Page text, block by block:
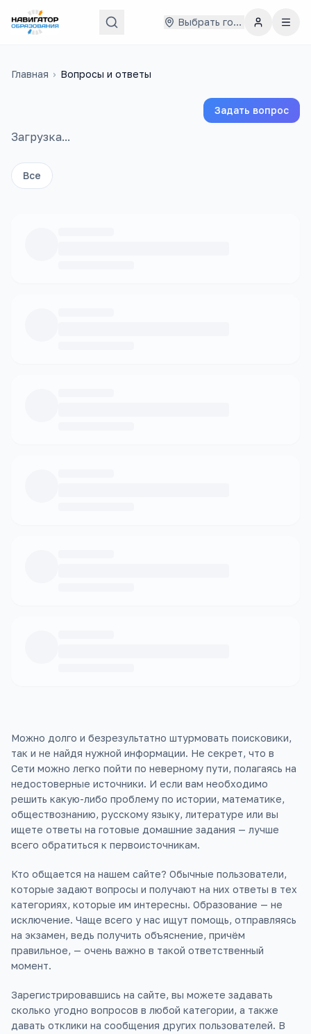
Выбрать город
Главная › Вопросы и ответы
Задать вопрос
Загрузка...
Все
Можно долго и безрезультатно штурмовать поисковики,
так и не найдя нужной информации. Не секрет, что в
Сети можно легко пойти по неверному пути, полагаясь на
недостоверные источники. И если вам необходимо
решить какую-либо проблему по истории, математике,
обществознанию, русскому языку, литературе или вы
ищете ответы на готовые домашние задания — лучше
всего обратиться к первоисточникам.
Кто общается на нашем сайте? Обычные пользователи,
которые задают вопросы и получают на них ответы в тех
категориях, которые им интересны. Образование — не
исключение. Чаще всего у нас ищут помощь, отправляясь
на экзамен, ведь получить объяснение, причём
правильное, — очень важно в такой ответственный
момент.
Зарегистрировавшись на сайте, вы можете задавать
сколько угодно вопросов в любой категории, а также
давать отклики на сообщения других пользователей. В